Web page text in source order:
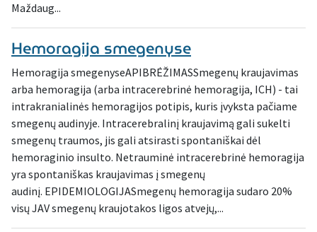
Maždaug...
Hemoragija smegenyse
Hemoragija smegenyseAPIBRĖŽIMASSmegenų kraujavimas
arba hemoragija (arba intracerebrinė hemoragija, ICH) - tai
intrakranialinės hemoragijos potipis, kuris įvyksta pačiame
smegenų audinyje. Intracerebralinį kraujavimą gali sukelti
smegenų traumos, jis gali atsirasti spontaniškai dėl
hemoraginio insulto. Netrauminė intracerebrinė hemoragija
yra spontaniškas kraujavimas į smegenų
audinį. EPIDEMIOLOGIJASmegenų hemoragija sudaro 20%
visų JAV smegenų kraujotakos ligos atvejų,...